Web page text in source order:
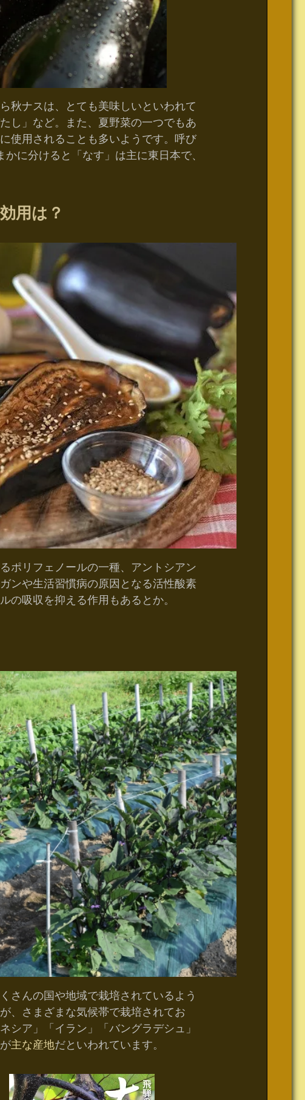
秋ナスは、とても美味しいといわれて
し」など。また、夏野菜の一つでもあ
使用されることも多いようです。呼び
に分けると「なす」は主に東日本で、
用は？
ポリフェノールの一種、アントシアン
ンや生活習慣病の原因となる活性酸素
の吸収を抑える作用もあるとか。
さんの国や地域で栽培されているよう
、さまざまな気候帯で栽培されてお
シア」「イラン」「バングラデシュ」
主な産地だといわれています。